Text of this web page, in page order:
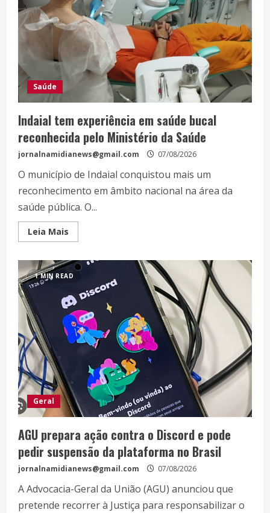
Saúde
Indaial tem experiência em saúde bucal
reconhecida pelo Ministério da Saúde
jornalnamidianews@gmail.com 07/08/2026
O município de Indaial conquistou mais um
reconhecimento em âmbito nacional na área da
saúde pública. O...
Leia Mais
1 MIN READ
Geral
AGU prepara ação contra o Discord e pode
pedir suspensão da plataforma no Brasil
jornalnamidianews@gmail.com 07/08/2026
A Advocacia-Geral da União (AGU) anunciou que
pretende recorrer à Justiça para responsabilizar o